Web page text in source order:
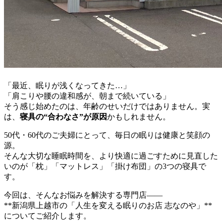
「最近、眠りが浅くなってきた…」
「肩こりや腰の違和感が、朝まで続いている」
そう感じ始めたのは、年齢のせいだけではありません。実
は、 寝具の“合わなさ”が原因かもしれません。
50代・60代のご夫婦にとって、毎日の眠りは健康と笑顔の
源。
そんな大切な睡眠時間を、より快適に過ごすために見直した
いのが「枕」「マットレス」「掛け布団」の3つの寝具で
す。
今回は、そんなお悩みを解決する専門店――
**新潟県上越市の「人生を変える眠りのお店 志なのや」**
についてご紹介します。